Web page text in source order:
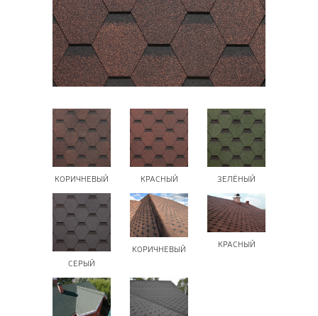
КОРИЧНЕВЫЙ КРАСНЫЙ ЗЕЛЁНЫЙ
СЕРЫЙ
КОРИЧНЕВЫЙ КРАСНЫЙ